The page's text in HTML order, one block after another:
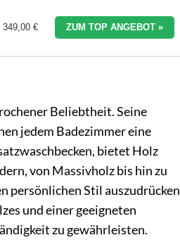
349,00 € ZUM TOP ANGEBOT »
Beliebtheit. Seine
jedem Badezimmer eine
bietet Holz
von Massivholz bis hin zu
persönlichen Stil auszudrücken
und einer geeigneten
zu gewährleisten.